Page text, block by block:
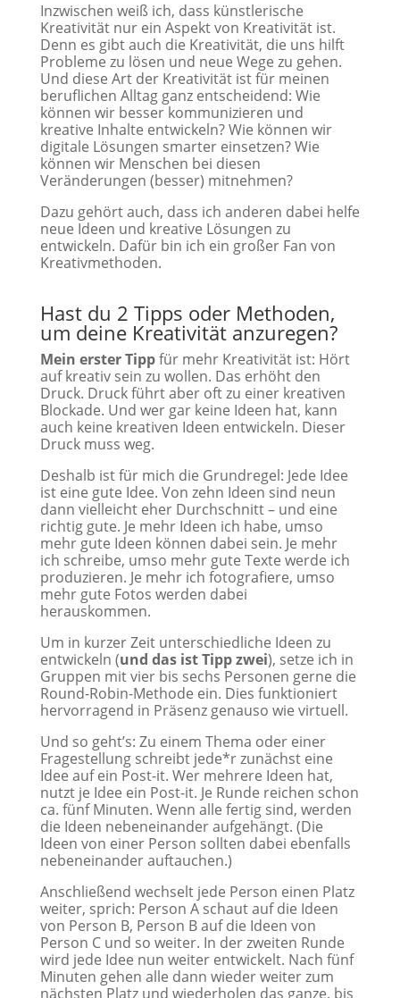
Inzwischen weiß ich, dass künstlerische
Kreativität nur ein Aspekt von Kreativität ist.
Denn es gibt auch die Kreativität, die uns hilft
Probleme zu lösen und neue Wege zu gehen.
Und diese Art der Kreativität ist für meinen
beruflichen Alltag ganz entscheidend: Wie
können wir besser kommunizieren und
kreative Inhalte entwickeln? Wie können wir
digitale Lösungen smarter einsetzen? Wie
können wir Menschen bei diesen
Veränderungen (besser) mitnehmen?
Dazu gehört auch, dass ich anderen dabei helfe
neue Ideen und kreative Lösungen zu
entwickeln. Dafür bin ich ein großer Fan von
Kreativmethoden.
Hast du 2 Tipps oder Methoden,
um deine Kreativität anzuregen?
Mein erster Tippfür mehr Kreativität ist: Hört
auf kreativ sein zu wollen. Das erhöht den
Druck. Druck führt aber oft zu einer kreativen
Blockade. Und wer gar keine Ideen hat, kann
auch keine kreativen Ideen entwickeln. Dieser
Druck muss weg.
Deshalb ist für mich die Grundregel: Jede Idee
ist eine gute Idee. Von zehn Ideen sind neun
dann vielleicht eher Durchschnitt – und eine
richtig gute. Je mehr Ideen ich habe, umso
mehr gute Ideen können dabei sein. Je mehr
ich schreibe, umso mehr gute Texte werde ich
produzieren. Je mehr ich fotografiere, umso
mehr gute Fotos werden dabei
herauskommen.
Um in kurzer Zeit unterschiedliche Ideen zu
entwickeln (und das ist Tipp zwei), setze ich in
Gruppen mit vier bis sechs Personen gerne die
Round-Robin-Methode ein. Dies funktioniert
hervorragend in Präsenz genauso wie virtuell.
Und so geht’s: Zu einem Thema oder einer
Fragestellung schreibt jede*r zunächst eine
Idee auf ein Post-it. Wer mehrere Ideen hat,
nutzt je Idee ein Post-it. Je Runde reichen schon
ca. fünf Minuten. Wenn alle fertig sind, werden
die Ideen nebeneinander aufgehängt. (Die
Ideen von einer Person sollten dabei ebenfalls
nebeneinander auftauchen.)
Anschließend wechselt jede Person einen Platz
weiter, sprich: Person A schaut auf die Ideen
von Person B, Person B auf die Ideen von
Person C und so weiter. In der zweiten Runde
wird jede Idee nun weiter entwickelt. Nach fünf
Minuten gehen alle dann wieder weiter zum
nächsten Platz und wiederholen das ganze, bis